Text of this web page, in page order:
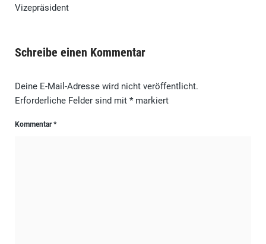
Vizepräsident
Schreibe einen Kommentar
Deine E-Mail-Adresse wird nicht veröffentlicht.
Erforderliche Felder sind mit *markiert
Kommentar*